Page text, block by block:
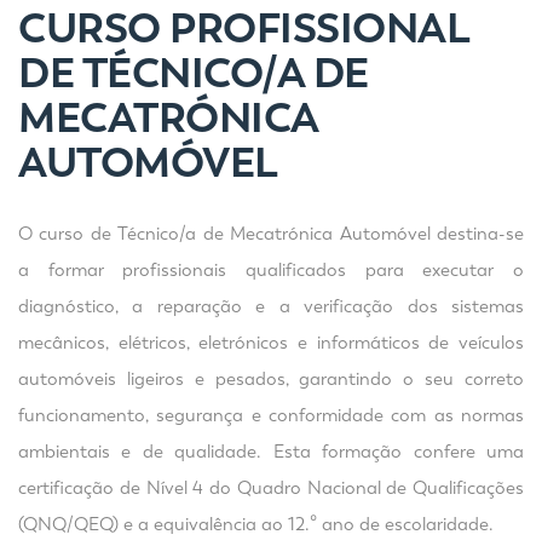
CURSO PROFISSIONAL
DE TÉCNICO/A DE
MECATRÓNICA
AUTOMÓVEL
O curso de Técnico/a de Mecatrónica Automóvel destina-se
a formar profissionais qualificados para executar o
diagnóstico, a reparação e a verificação dos sistemas
mecânicos, elétricos, eletrónicos e informáticos de veículos
automóveis ligeiros e pesados, garantindo o seu correto
funcionamento, segurança e conformidade com as normas
ambientais e de qualidade. Esta formação confere uma
certificação de Nível 4 do Quadro Nacional de Qualificações
(QNQ/QEQ) e a equivalência ao 12.º ano de escolaridade.